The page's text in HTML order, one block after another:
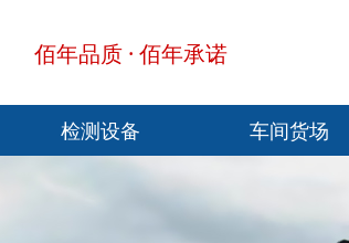
检测设备 车间货场
佰年品质 · 佰年承诺